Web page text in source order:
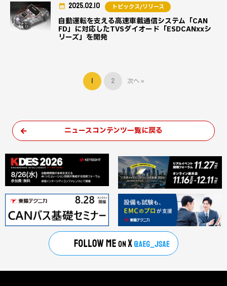
自動運転を支える高速車載通信システム「CAN
FD」に対応したTVSダイオード「ESDCANxxシ
リーズ」を開発
2025.02.10 トピックス/リリース
1 2 次へ »
ニュースコンテンツ一覧に戻る